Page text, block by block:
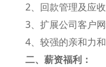
2、回款管理及应
3、扩展公司客户
4、较强的亲和力
二、薪资福利：